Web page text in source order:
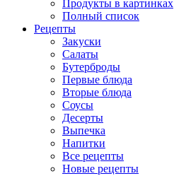
Продукты в картинках
Полный список
Рецепты
Закуски
Салаты
Бутерброды
Первые блюда
Вторые блюда
Соусы
Десерты
Выпечка
Напитки
Все рецепты
Новые рецепты